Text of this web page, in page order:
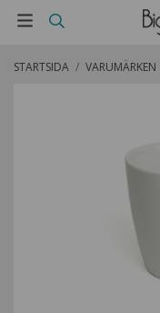
STARTSIDA / VARUMÄRKEN